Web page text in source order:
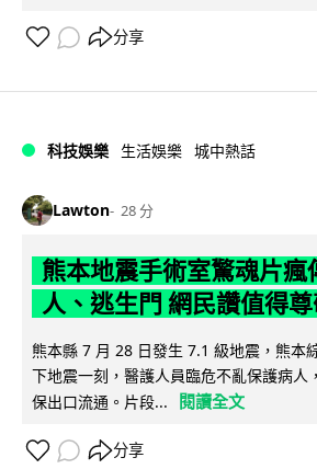
分享
科技娛樂 生活娛樂 城中熱話
Lawton 28 分
熊本地震手術室驚魂片瘋
人、逃生門 網民讚值得
熊本縣 7 月 28 日發生 7.1 級地震，熊本
下地震一刻，醫護人員臨危不亂保護病人
保出口流通。片段...
閱讀全文
分享